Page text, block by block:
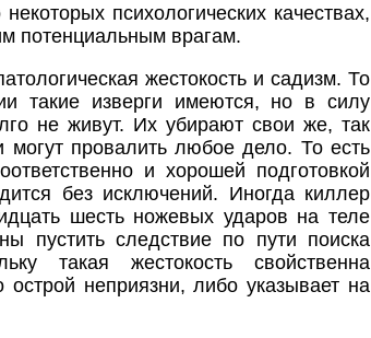
психологических качествах,
потенциальным врагам.
жестокость и садизм. То
такие изверги имеются, но в силу
не живут. Их убирают свои же, так
провалить любое дело. То есть
и хорошей подготовкой
без исключений. Иногда киллер
шесть ножевых ударов на теле
пустить следствие по пути поиска
такая жестокость свойственна
неприязни, либо указывает на